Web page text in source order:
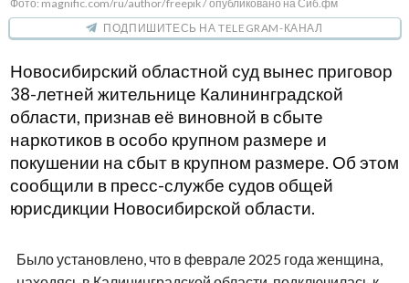
Фото: magnific.com/ru/author/freepik / опубликовано на Сиб.фм
ПОДПИШИТЕСЬ НА TELEGRAM-КАНАЛ
Новосибирский областной суд вынес приговор
38-летней жительнице Калининградской
области, признав её виновной в сбыте
наркотиков в особо крупном размере и
покушении на сбыт в крупном размере. Об этом
сообщили в пресс-службе судов общей
юрисдикции Новосибирской области.
Было установлено, что в феврале 2025 года женщина,